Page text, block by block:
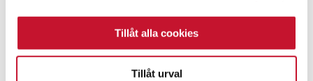
Tillåt alla cookies
Tillåt urval